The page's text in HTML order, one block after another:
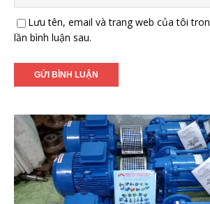
Lưu tên, email và trang web của tôi
lần bình luận sau.